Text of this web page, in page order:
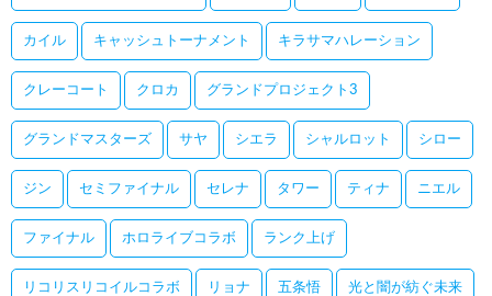
カイル キャッシュトーナメント キラサマハレーション
クレーコート クロカ グランドプロジェクト3
グランドマスターズ サヤ シエラ シャルロット シロー
ジン セミファイナル セレナ タワー ティナ ニエル
ファイナル ホロライブコラボ ランク上げ
リコリスリコイルコラボ リョナ 五条悟 光と闇が紡ぐ未来